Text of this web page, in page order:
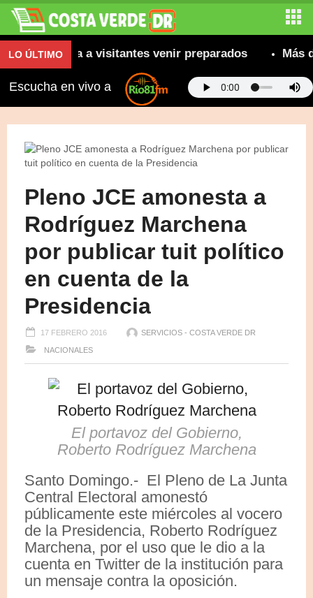
LO ÚLTIMO a visitantes venir preparados Más
Escucha en vivo a
Pleno JCE amonesta a
Rodríguez Marchena
por publicar tuit político
en cuenta de la
Presidencia
17 FEBRERO 2016 SERVICIOS - COSTA VERDE DR
NACIONALES
El portavoz del Gobierno,
Roberto Rodríguez Marchena
Santo Domingo.- El Pleno de La Junta
Central Electoral amonestó
públicamente este miércoles al vocero
de la Presidencia, Roberto Rodríguez
Marchena, por el uso que le dio a la
cuenta en Twitter de la institución para
un mensaje contra la oposición.